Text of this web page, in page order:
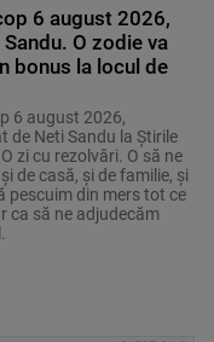
6 august 2026,
O zodie va
bonus la locul de
6 august 2026,
de Neti Sandu la Știrile
O zi cu rezolvări. O să ne
de casă, și de familie, și
pescuim din mers tot ce
ca să ne adjudecăm